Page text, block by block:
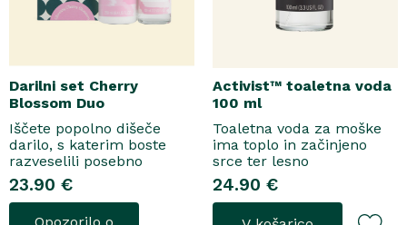
Darilni set Cherry
Blossom Duo
Iščete popolno dišeče
darilo, s katerim boste
razveselili posebno
osebo? Spoznajte naš
darilni set Cherry Blossom
Duo, popolno harmonijo
23.90 €
Opozorilo o
Activist™ toaletna voda
100 ml
Toaletna voda za moške
ima toplo in začinjeno
srce ter lesno
osnovo.Topel, začinjen
vonjToaletna voda..
24.90 €